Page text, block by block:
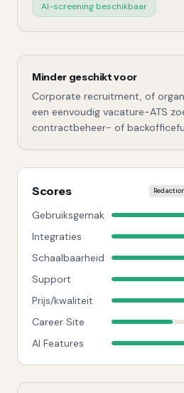
AI-screening beschikbaar
Minder geschikt voor
Corporate recruitment, of
een eenvoudig vacature-ATS
contractbeheer- of
Scores
Gebruiksgemak
Integraties
Schaalbaarheid
Support
Prijs/kwaliteit
Career Site
AI Features